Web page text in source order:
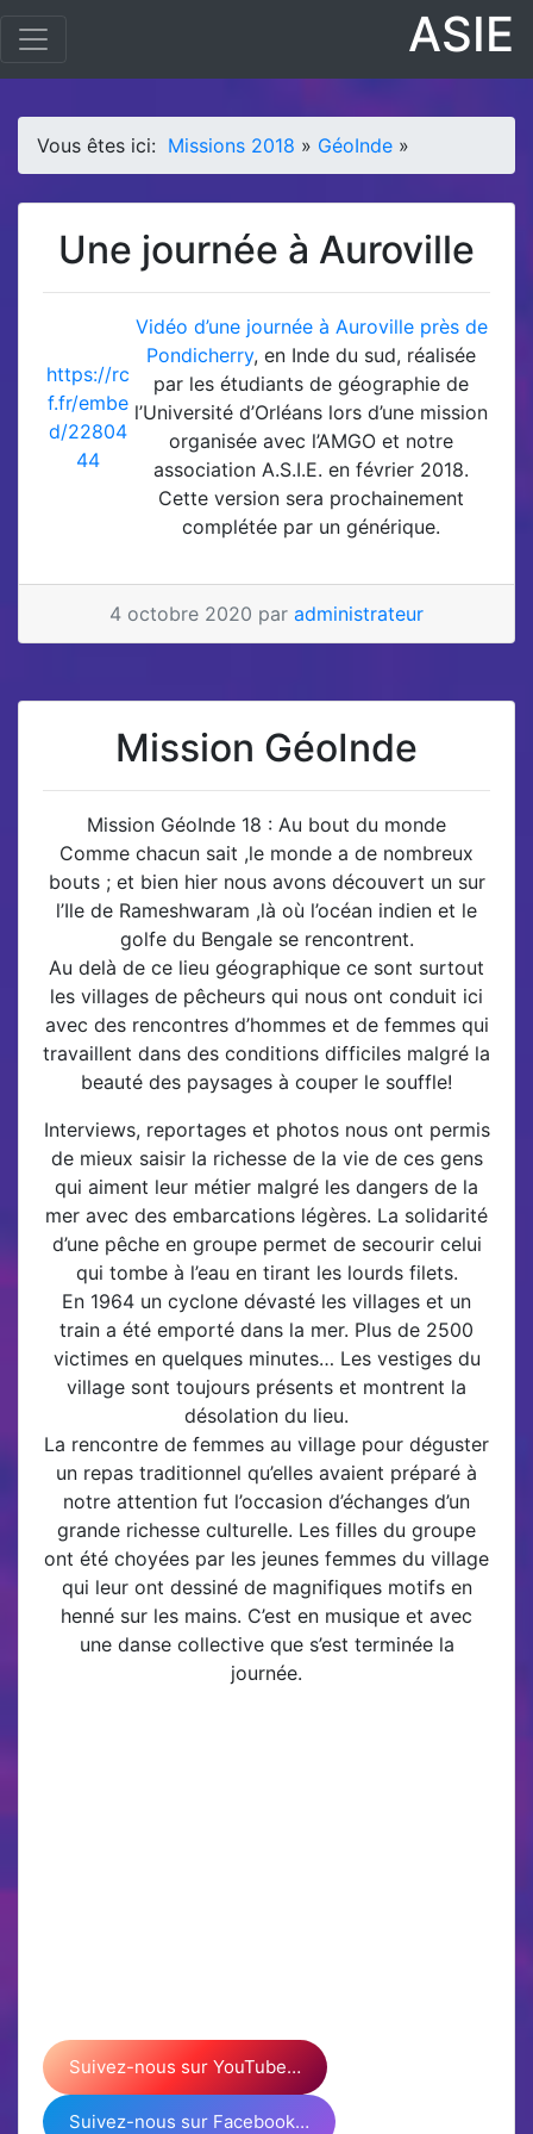
ASIE
Vous êtes ici: Missions 2018 » GéoInde »
Une journée à Auroville
Vidéo d’une journée à Auroville près de
Pondicherry, en Inde du sud, réalisée
par les étudiants de géographie de
l’Université d’Orléans lors d’une mission
organisée avec l’AMGO et notre
association A.S.I.E. en février 2018.
Cette version sera prochainement
complétée par un générique.
https://rc
f.fr/embe
d/22804
44
4 octobre 2020 par administrateur
Mission GéoInde
Mission GéoInde 18 : Au bout du monde
Comme chacun sait ,le monde a de nombreux
bouts ; et bien hier nous avons découvert un sur
l’Ile de Rameshwaram ,là où l’océan indien et le
golfe du Bengale se rencontrent.
Au delà de ce lieu géographique ce sont surtout
les villages de pêcheurs qui nous ont conduit ici
avec des rencontres d’hommes et de femmes qui
travaillent dans des conditions difficiles malgré la
beauté des paysages à couper le souffle!
Interviews, reportages et photos nous ont permis
de mieux saisir la richesse de la vie de ces gens
qui aiment leur métier malgré les dangers de la
mer avec des embarcations légères. La solidarité
d’une pêche en groupe permet de secourir celui
qui tombe à l’eau en tirant les lourds filets.
En 1964 un cyclone dévasté les villages et un
train a été emporté dans la mer. Plus de 2500
victimes en quelques minutes… Les vestiges du
village sont toujours présents et montrent la
désolation du lieu.
La rencontre de femmes au village pour déguster
un repas traditionnel qu’elles avaient préparé à
notre attention fut l’occasion d’échanges d’un
grande richesse culturelle. Les filles du groupe
ont été choyées par les jeunes femmes du village
qui leur ont dessiné de magnifiques motifs en
henné sur les mains. C’est en musique et avec
une danse collective que s’est terminée la
journée.
Suivez-nous sur YouTube…
Suivez-nous sur Facebook…